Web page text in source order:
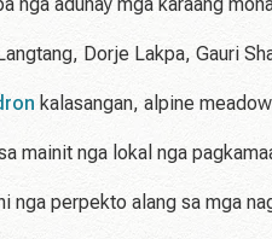
Dorje Lakpa, Gauri
kalasangan, alpine
mainit nga lokal nga
nga perpekto alang sa mga